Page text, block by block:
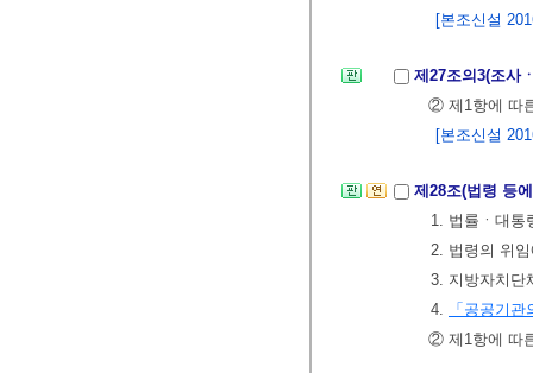
[본조신설
제27조의3(조사
② 제1항에 따
[본조신설
제28조(법령 등
1. 법률ㆍ대통
2. 법령의 위
3. 지방자치단
4.
「공공기
② 제1항에 따